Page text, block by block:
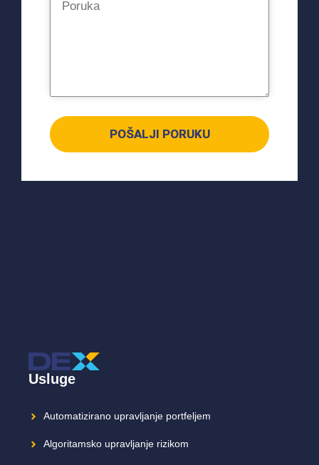
POŠALJI PORUKU
Usluge
Automatizirano upravljanje portfeljem
Algoritamsko upravljanje rizikom